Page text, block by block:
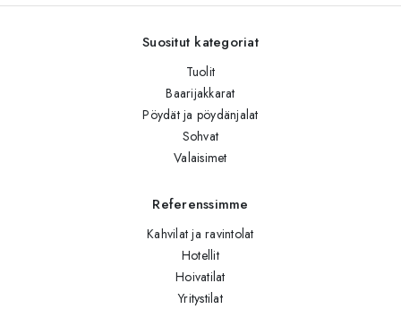
Suositut kategoriat
Tuolit
Baarijakkarat
Pöydät ja pöydänjalat
Sohvat
Valaisimet
Referenssimme
Kahvilat ja ravintolat
Hotellit
Hoivatilat
Yritystilat